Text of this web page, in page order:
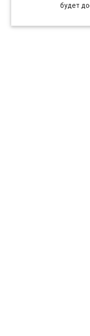
будет